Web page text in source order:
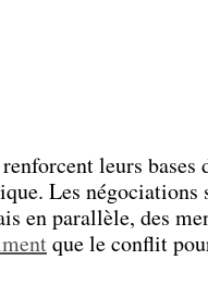
leurs bases
Les négociations
en parallèle, des
que le conflit